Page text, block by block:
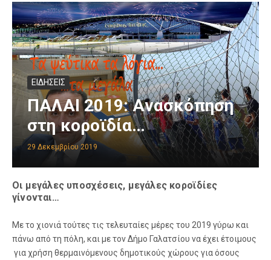
ΕΙΔΗΣΕΙΣ
ΠΑΛΑΙ 2019: Ανασκόπηση
στη κοροϊδία…
29 Δεκεμβρίου 2019
Οι μεγάλες υποσχέσεις, μεγάλες κοροϊδίες
γίνονται…
Με το χιονιά τούτες τις τελευταίες μέρες του 2019 γύρω και
πάνω από τη πόλη, και με τον Δήμο Γαλατσίου να έχει έτοιμους
για χρήση θερμαινόμενους δημοτικούς χώρους για όσους